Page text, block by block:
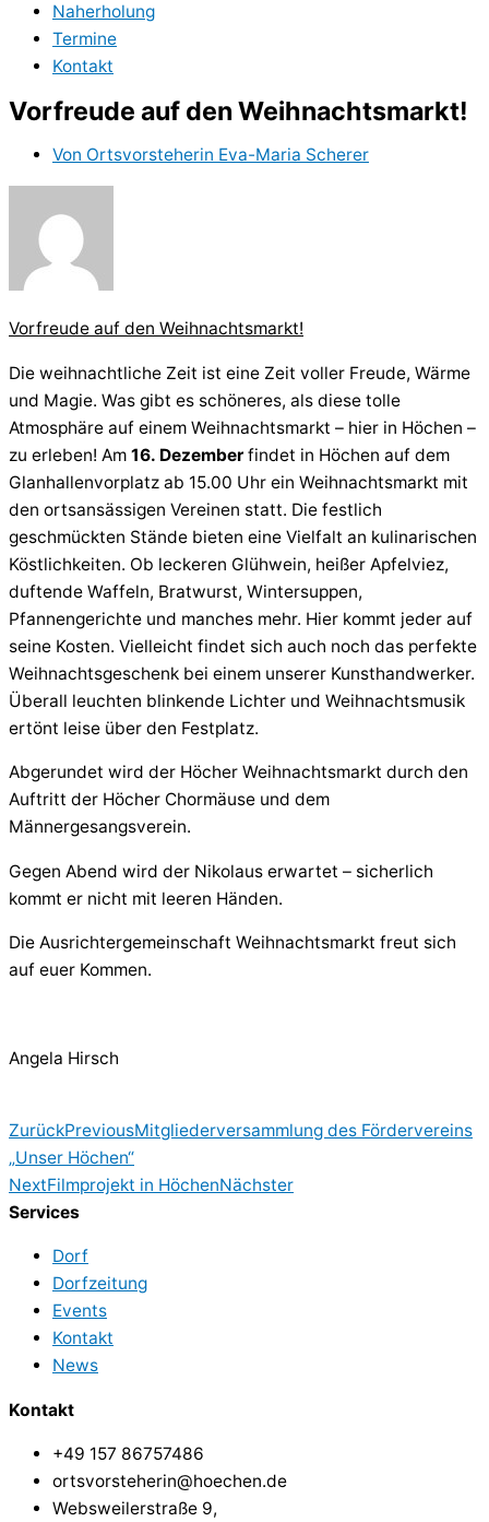
Naherholung
Termine
Kontakt
Vorfreude auf den Weihnachtsmarkt!
Von Ortsvorsteherin Eva-Maria Scherer
Vorfreude auf den Weihnachtsmarkt!
Die weihnachtliche Zeit ist eine Zeit voller Freude, Wärme
und Magie. Was gibt es schöneres, als diese tolle
Atmosphäre auf einem Weihnachtsmarkt – hier in Höchen –
zu erleben! Am 16. Dezember findet in Höchen auf dem
Glanhallenvorplatz ab 15.00 Uhr ein Weihnachtsmarkt mit
den ortsansässigen Vereinen statt. Die festlich
geschmückten Stände bieten eine Vielfalt an kulinarischen
Köstlichkeiten. Ob leckeren Glühwein, heißer Apfelviez,
duftende Waffeln, Bratwurst, Wintersuppen,
Pfannengerichte und manches mehr. Hier kommt jeder auf
seine Kosten. Vielleicht findet sich auch noch das perfekte
Weihnachtsgeschenk bei einem unserer Kunsthandwerker.
Überall leuchten blinkende Lichter und Weihnachtsmusik
ertönt leise über den Festplatz.
Abgerundet wird der Höcher Weihnachtsmarkt durch den
Auftritt der Höcher Chormäuse und dem
Männergesangsverein.
Gegen Abend wird der Nikolaus erwartet – sicherlich
kommt er nicht mit leeren Händen.
Die Ausrichtergemeinschaft Weihnachtsmarkt freut sich
auf euer Kommen.
Angela Hirsch
ZurückPreviousMitgliederversammlung des Fördervereins
„Unser Höchen“
NextFilmprojekt in HöchenNächster
Services
Dorf
Dorfzeitung
Events
Kontakt
News
Kontakt
+49 157 86757486
ortsvorsteherin@hoechen.de
Websweilerstraße 9,